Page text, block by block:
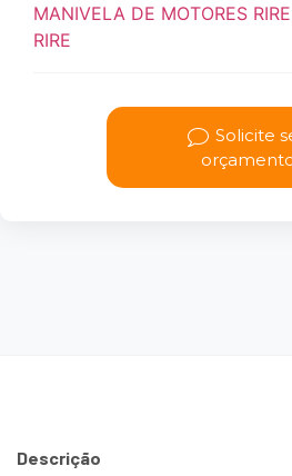
MANIVELA DE MOTORES
RIRE
Solicite
Descrição